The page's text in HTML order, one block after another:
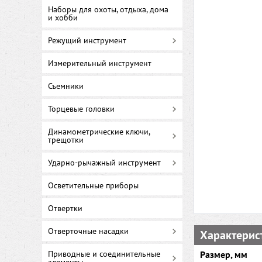
Наборы для охоты, отдыха, дома
и хобби
Режущий инструмент
Измерительный инструмент
Съемники
Торцевые головки
Динамометрические ключи,
трещотки
Ударно-рычажный инструмент
Осветительные приборы
Отвертки
Отверточные насадки
Приводные и соединительные Размер, мм